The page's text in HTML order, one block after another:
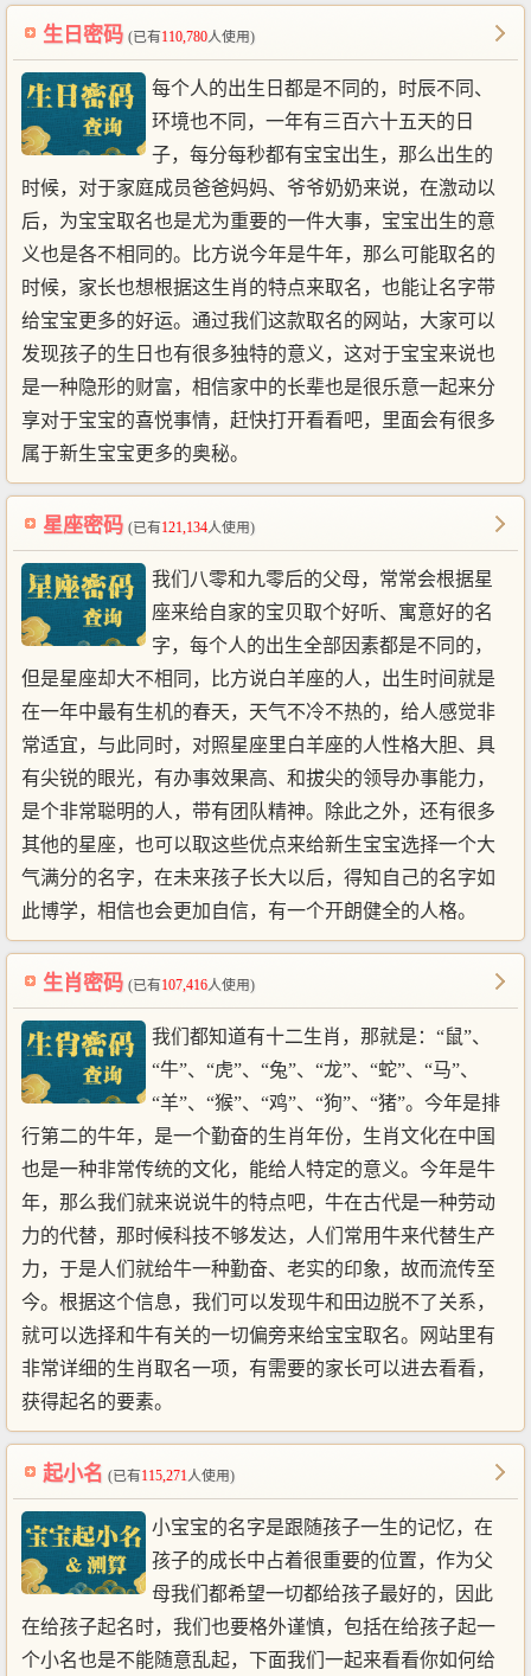
生日密码 (已有110,780人使用)
每个人的出生日都是不同的，时辰不同、
环境也不同，一年有三百六十五天的日
子，每分每秒都有宝宝出生，那么出生的
时候，对于家庭成员爸爸妈妈、爷爷奶奶来说，在激动以
后，为宝宝取名也是尤为重要的一件大事，宝宝出生的意
义也是各不相同的。比方说今年是牛年，那么可能取名的
时候，家长也想根据这生肖的特点来取名，也能让名字带
给宝宝更多的好运。通过我们这款取名的网站，大家可以
发现孩子的生日也有很多独特的意义，这对于宝宝来说也
是一种隐形的财富，相信家中的长辈也是很乐意一起来分
享对于宝宝的喜悦事情，赶快打开看看吧，里面会有很多
属于新生宝宝更多的奥秘。
星座密码 (已有121,134人使用)
我们八零和九零后的父母，常常会根据星
座来给自家的宝贝取个好听、寓意好的名
字，每个人的出生全部因素都是不同的，
但是星座却大不相同，比方说白羊座的人，出生时间就是
在一年中最有生机的春天，天气不冷不热的，给人感觉非
常适宜，与此同时，对照星座里白羊座的人性格大胆、具
有尖锐的眼光，有办事效果高、和拔尖的领导办事能力，
是个非常聪明的人，带有团队精神。除此之外，还有很多
其他的星座，也可以取这些优点来给新生宝宝选择一个大
气满分的名字，在未来孩子长大以后，得知自己的名字如
此博学，相信也会更加自信，有一个开朗健全的人格。
生肖密码 (已有107,416人使用)
我们都知道有十二生肖，那就是：“鼠”、
“牛”、“虎”、“兔”、“龙”、“蛇”、“马”、
“羊”、“猴”、“鸡”、“狗”、“猪”。今年是排
行第二的牛年，是一个勤奋的生肖年份，生肖文化在中国
也是一种非常传统的文化，能给人特定的意义。今年是牛
年，那么我们就来说说牛的特点吧，牛在古代是一种劳动
力的代替，那时候科技不够发达，人们常用牛来代替生产
力，于是人们就给牛一种勤奋、老实的印象，故而流传至
今。根据这个信息，我们可以发现牛和田边脱不了关系，
就可以选择和牛有关的一切偏旁来给宝宝取名。网站里有
非常详细的生肖取名一项，有需要的家长可以进去看看，
获得起名的要素。
起小名 (已有115,271 人使用)
小宝宝的名字是跟随孩子一生的记忆，在
孩子的成长中占着很重要的位置，作为父
母我们都希望一切都给孩子最好的，因此
在给孩子起名时，我们也要格外谨慎，包括在给孩子起一
个小名也是不能随意乱起，下面我们一起来看看你如何给